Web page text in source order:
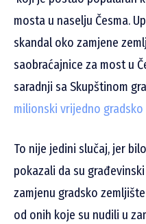
mosta u naselju Česma.
skandal oko zamjene
saobraćajnice za most u
saradnji sa Skupštinom
milionski vrijedno
To nije jedini slučaj, jer
pokazali da su
zamjenu gradsko
od onih koje su nudili u